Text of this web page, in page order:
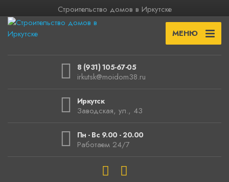
Строительство домов в Иркутске
МЕНЮ
8 (931) 105-67-05
irkutsk@moidom38.ru
Иркутск
Заводская, ул., 43
Пн - Вс 9.00 - 20.00
Работаем 24/7